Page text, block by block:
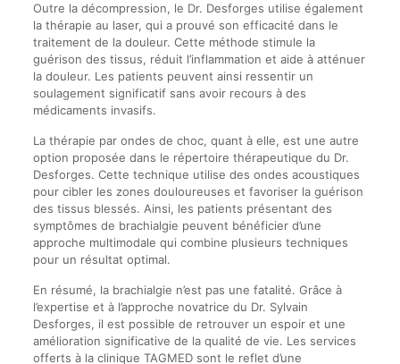
Outre la décompression, le Dr. Desforges utilise également
la thérapie au laser, qui a prouvé son efficacité dans le
traitement de la douleur. Cette méthode stimule la
guérison des tissus, réduit l’inflammation et aide à atténuer
la douleur. Les patients peuvent ainsi ressentir un
soulagement significatif sans avoir recours à des
médicaments invasifs.
La thérapie par ondes de choc, quant à elle, est une autre
option proposée dans le répertoire thérapeutique du Dr.
Desforges. Cette technique utilise des ondes acoustiques
pour cibler les zones douloureuses et favoriser la guérison
des tissus blessés. Ainsi, les patients présentant des
symptômes de brachialgie peuvent bénéficier d’une
approche multimodale qui combine plusieurs techniques
pour un résultat optimal.
En résumé, la brachialgie n’est pas une fatalité. Grâce à
l’expertise et à l’approche novatrice du Dr. Sylvain
Desforges, il est possible de retrouver un espoir et une
amélioration significative de la qualité de vie. Les services
offerts à la clinique TAGMED sont le reflet d’une